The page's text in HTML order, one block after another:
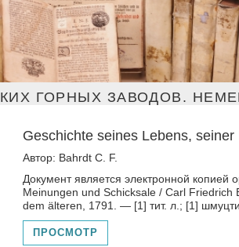
ГОРНЫХ ЗАВОДОВ.
Geschichte seines Lebens,
Автор: Bahrdt C. F.
Документ является электронной
Meinungen und Schicksale / Carl
dem älteren, 1791. — [1] тит. л.; [1]
ПРОСМОТР